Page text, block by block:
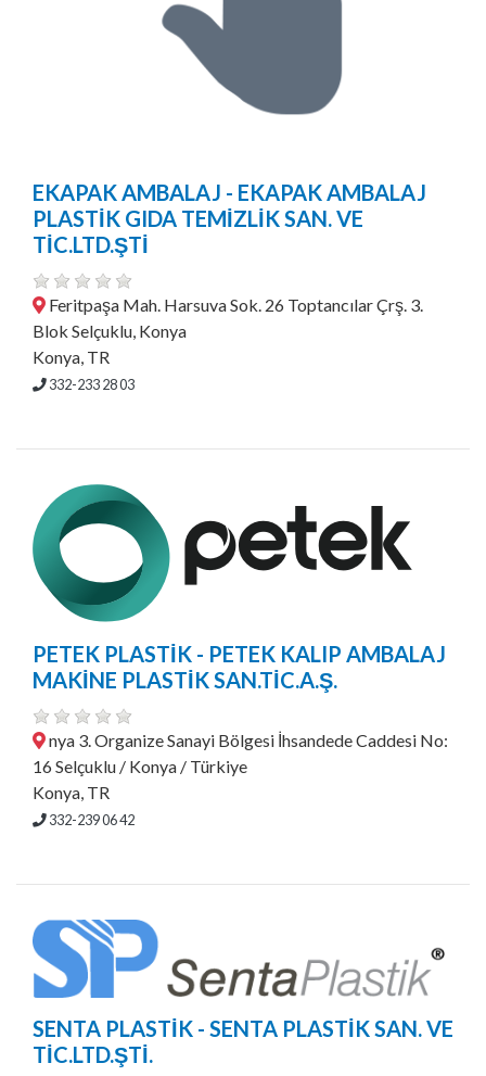
EKAPAK AMBALAJ - EKAPAK AMBALAJ
PLASTİK GIDA TEMİZLİK SAN. VE
TİC.LTD.ŞTİ
Feritpaşa Mah. Harsuva Sok. 26 Toptancılar Çrş. 3.
Blok Selçuklu, Konya
Konya, TR
332-233 28 03
PETEK PLASTİK - PETEK KALIP AMBALAJ
MAKİNE PLASTİK SAN.TİC.A.Ş.
nya 3. Organize Sanayi Bölgesi İhsandede Caddesi No:
16 Selçuklu / Konya / Türkiye
Konya, TR
332-239 06 42
SENTA PLASTİK - SENTA PLASTİK SAN. VE
TİC.LTD.ŞTİ.